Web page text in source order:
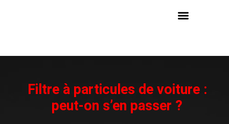
Filtre à particules de voiture :
peut-on s’en passer ?